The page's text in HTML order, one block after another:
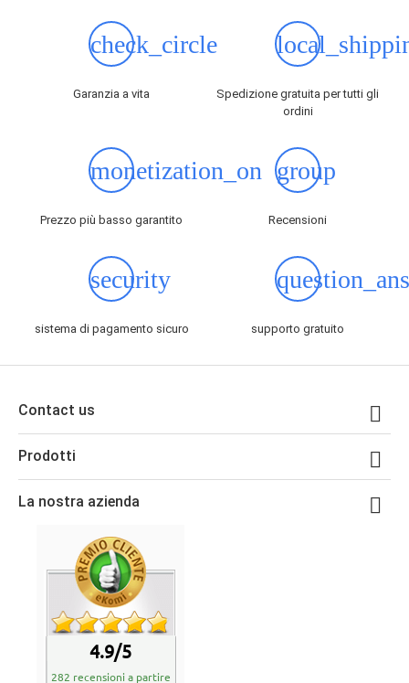
check_circle
Garanzia a vita
Spedizione gratuita per tutti gli
ordini
monetization_on
Prezzo più basso garantito
group
Recensioni
security
sistema di pagamento sicuro supporto gratuito
Contact us 
Prodotti 
La nostra azienda 
4.9/5
282 recensioni a partire